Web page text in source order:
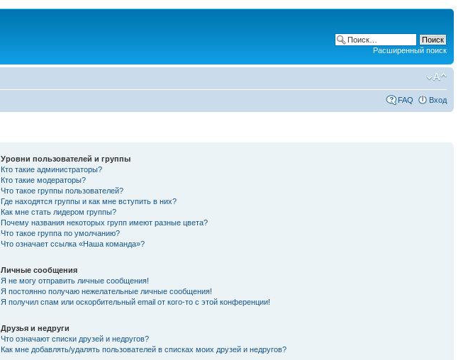
Расширенный поиск
FAQ Вход
Уровни пользователей и группы
Кто такие администраторы?
Кто такие модераторы?
Что такое группы пользователей?
Где находятся группы и как мне вступить в них?
Как мне стать лидером группы?
Почему названия некоторых групп имеют разные цвета?
Что такое группа по умолчанию?
Что означает ссылка «Наша команда»?
Личные сообщения
Я не могу отправить личные сообщения!
Я постоянно получаю нежелательные личные сообщения!
Я получил спам или оскорбительный email от кого-то с этой конференции!
Друзья и недруги
Что означают списки друзей и недругов?
Как мне добавлять/удалять пользователей в списках моих друзей и недругов?